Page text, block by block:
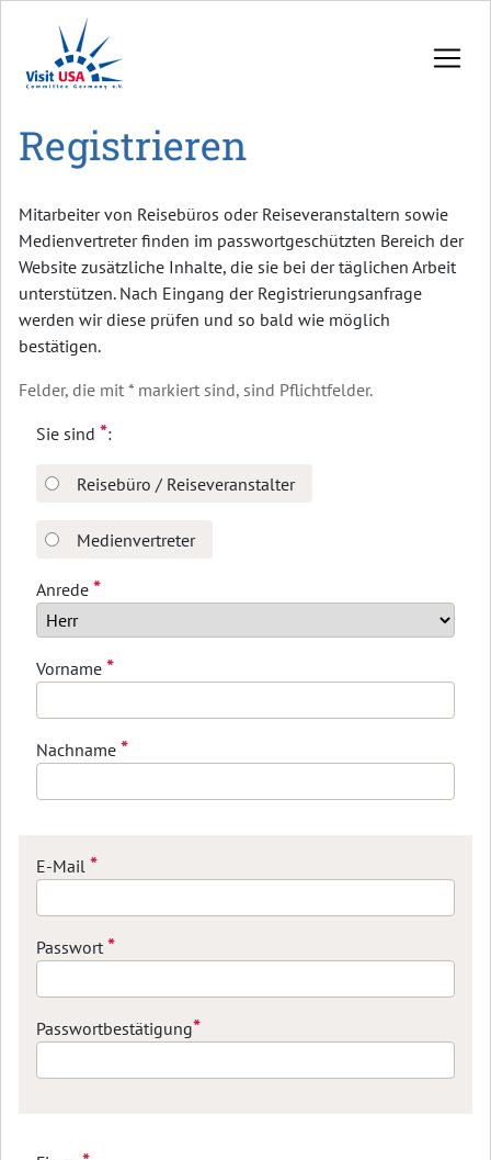
Registrieren
Mitarbeiter von Reisebüros oder Reiseveranstaltern sowie
Medienvertreter finden im passwortgeschützten Bereich der
Website zusätzliche Inhalte, die sie bei der täglichen Arbeit
unterstützen. Nach Eingang der Registrierungsanfrage
werden wir diese prüfen und so bald wie möglich
bestätigen.
Felder, die mit * markiert sind, sind Pflichtfelder.
Sie sind *:
Reisebüro / Reiseveranstalter
Medienvertreter
Anrede *
Vorname *
Nachname *
E-Mail *
Passwort*
Passwortbestätigung*